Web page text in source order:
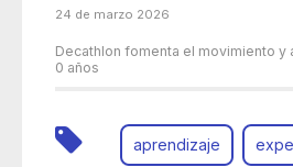
24 de marzo 2026
Decathlon fomenta el movimiento
0 años
aprendizaje